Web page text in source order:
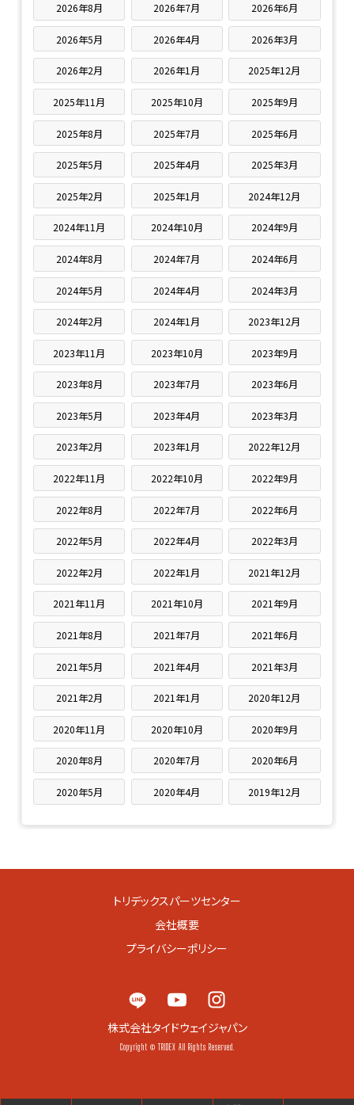
2026年8月 2026年7月 2026年6月
2026年5月 2026年4月 2026年3月
2026年2月 2026年1月 2025年12月
2025年11月 2025年10月 2025年9月
2025年8月 2025年7月 2025年6月
2025年5月 2025年4月 2025年3月
2025年2月 2025年1月 2024年12月
2024年11月 2024年10月 2024年9月
2024年8月 2024年7月 2024年6月
2024年5月 2024年4月 2024年3月
2024年2月 2024年1月 2023年12月
2023年11月 2023年10月 2023年9月
2023年8月 2023年7月 2023年6月
2023年5月 2023年4月 2023年3月
2023年2月 2023年1月 2022年12月
2022年11月 2022年10月 2022年9月
2022年8月 2022年7月 2022年6月
2022年5月 2022年4月 2022年3月
2022年2月 2022年1月 2021年12月
2021年11月 2021年10月 2021年9月
2021年8月 2021年7月 2021年6月
2021年5月 2021年4月 2021年3月
2021年2月 2021年1月 2020年12月
2020年11月 2020年10月 2020年9月
2020年8月 2020年7月 2020年6月
2020年5月 2020年4月 2019年12月
トリデックスパーツセンター
会社概要
プライバシーポリシー
株式会社タイドウェイジャパン
Copyright © TRIDEX All Rights Reserved.